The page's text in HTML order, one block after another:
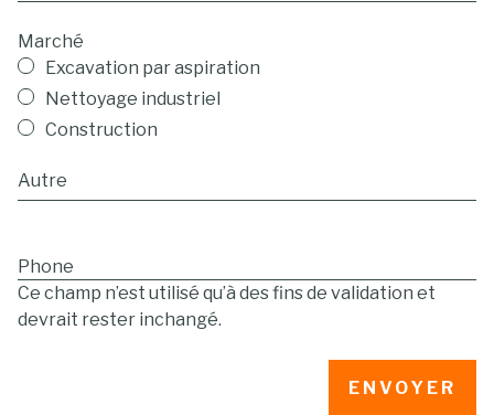
Marché
Excavation par aspiration
Nettoyage industriel
Construction
Phone
Ce champ n’est utilisé qu’à des fins de validation et
devrait rester inchangé.